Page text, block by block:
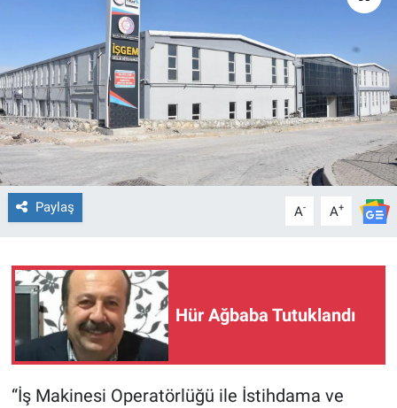
Paylaş A- A+
Hür Ağbaba Tutuklandı
“İş Makinesi Operatörlüğü ile İstihdama ve